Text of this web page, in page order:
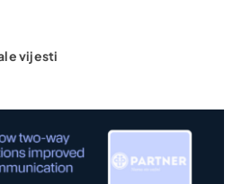
vijesti